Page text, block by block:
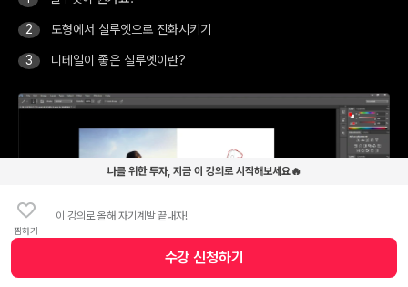
찜하기
나를 위한 투자, 지금 이 강의로 시작해보세요🔥
이 강의로 올해 자기계발 끝내자!
수강 신청하기
도형에서 실루엣으로 진화시키기
디테일이 좋은 실루엣이란?